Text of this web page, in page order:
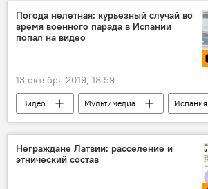
Погода нелетная: курьезный случай во
время военного парада в Испании
попал на видео
13 октября 2019, 18:59
Видео Мультимедиа
Испания
несчастный случай
Парад
Неграждане Латвии: расселение и
этнический состав